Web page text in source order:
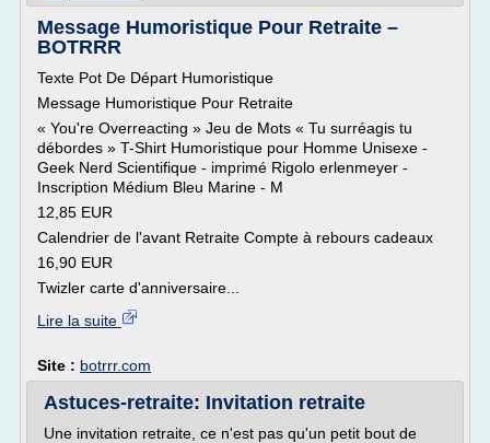
Message Humoristique Pour Retraite –
BOTRRR
Texte Pot De Départ Humoristique
Message Humoristique Pour Retraite
« You're Overreacting » Jeu de Mots « Tu surréagis tu
débordes » T-Shirt Humoristique pour Homme Unisexe -
Geek Nerd Scientifique - imprimé Rigolo erlenmeyer -
Inscription Médium Bleu Marine - M
12,85 EUR
Calendrier de l'avant Retraite Compte à rebours cadeaux
16,90 EUR
Twizler carte d'anniversaire...
Lire la suite
Site : botrrr.com
Astuces-retraite: Invitation retraite
Une invitation retraite, ce n'est pas qu'un petit bout de